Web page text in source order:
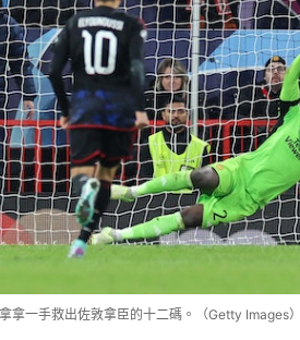
拿一手救出佐敦拿臣的十二碼。（Getty Images